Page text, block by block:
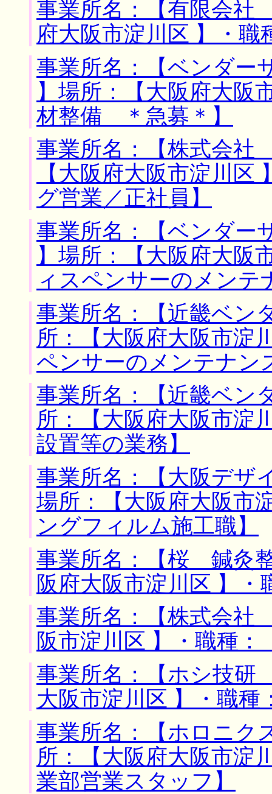
事業所名：【有限会社
府大阪市淀川区 】・職
事業所名：【ベンダ
】場所：【大阪府大阪
材整備 ＊急募＊】
事業所名：【株式会社
【大阪府大阪市淀川
グ営業／正社員】
事業所名：【ベンダ
】場所：【大阪府大阪
ィスペンサーのメンテ
事業所名：【近畿ベ
所：【大阪府大阪市淀
ペンサーのメンテナン
事業所名：【近畿ベ
所：【大阪府大阪市淀
設置等の業務】
事業所名：【大阪デザ
場所：【大阪府大阪市
ングフィルム施工職】
事業所名：【桜 鍼灸
阪府大阪市淀川区 】・
事業所名：【株式会社
阪市淀川区 】・職種：
事業所名：【ホシ技
大阪市淀川区 】・職種
事業所名：【ホロニ
所：【大阪府大阪市淀
業部営業スタッフ】